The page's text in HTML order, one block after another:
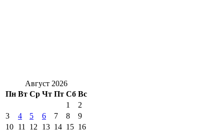
Август 2026
Пн Вт Ср Чт Пт Сб Вс
1
2
3
4 5 6 7 8
9
10 11 12 13 14 15 16